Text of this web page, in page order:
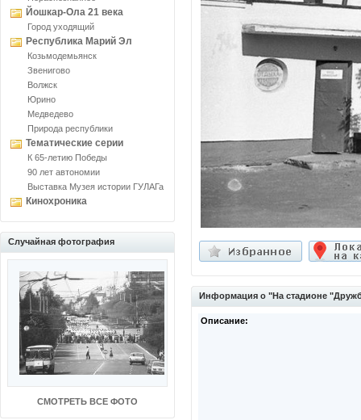
Йошкар-Ола 21 века
Город уходящий
Республика Марий Эл
Козьмодемьянск
Звенигово
Волжск
Юрино
Медведево
Природа республики
Тематические серии
К 65-летию Победы
90 лет автономии
Выставка Музея истории ГУЛАГа
Кинохроника
Случайная фотография
СМОТРЕТЬ ВСЕ ФОТО
Информация о "На стадионе
Описание: